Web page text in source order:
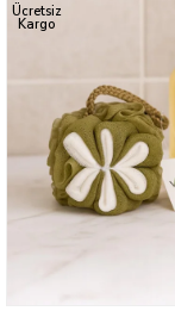
ürün
Ücretsiz
Kargo